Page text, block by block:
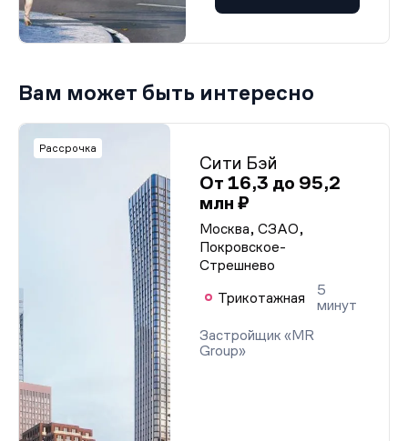
Вам может быть интересно
Рассрочка
Сити Бэй
От 16,3 до 95,2
млн ₽
Москва, СЗАО,
Покровское-
Стрешнево
Трикотажная
5
минут
Застройщик «MR
Group»